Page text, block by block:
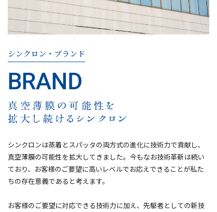
シンクロン・ブランド
シンクロンは蒸着とスパッタの両方式の進化に技術力で貢献し、
真空薄膜の可能性を拡大してきました。今もなお技術革新は続い
ており、お客様のご要望に高いレベルでお応えできることが私た
ちの存在意義であると考えます。
お客様のご要望に対応できる技術力に加え、先駆者としての新技